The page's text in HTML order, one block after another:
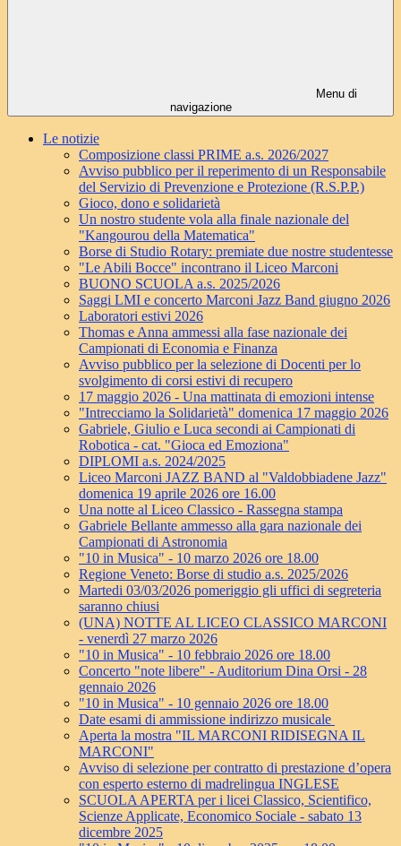
Menu di
navigazione
Le notizie
Composizione classi PRIME a.s. 2026/2027
Avviso pubblico per il reperimento di un Responsabile
del Servizio di Prevenzione e Protezione (R.S.P.P.)
Gioco, dono e solidarietà
Un nostro studente vola alla finale nazionale del
"Kangourou della Matematica"
Borse di Studio Rotary: premiate due nostre studentesse
"Le Abili Bocce" incontrano il Liceo Marconi
BUONO SCUOLA a.s. 2025/2026
Saggi LMI e concerto Marconi Jazz Band giugno 2026
Laboratori estivi 2026
Thomas e Anna ammessi alla fase nazionale dei
Campionati di Economia e Finanza
Avviso pubblico per la selezione di Docenti per lo
svolgimento di corsi estivi di recupero
17 maggio 2026 - Una mattinata di emozioni intense
"Intrecciamo la Solidarietà" domenica 17 maggio 2026
Gabriele, Giulio e Luca secondi ai Campionati di
Robotica - cat. "Gioca ed Emoziona"
DIPLOMI a.s. 2024/2025
Liceo Marconi JAZZ BAND al "Valdobbiadene Jazz"
domenica 19 aprile 2026 ore 16.00
Una notte al Liceo Classico - Rassegna stampa
Gabriele Bellante ammesso alla gara nazionale dei
Campionati di Astronomia
"10 in Musica" - 10 marzo 2026 ore 18.00
Regione Veneto: Borse di studio a.s. 2025/2026
Martedi 03/03/2026 pomeriggio gli uffici di segreteria
saranno chiusi
(UNA) NOTTE AL LICEO CLASSICO MARCONI
- venerdì 27 marzo 2026
"10 in Musica" - 10 febbraio 2026 ore 18.00
Concerto "note libere" - Auditorium Dina Orsi - 28
gennaio 2026
"10 in Musica" - 10 gennaio 2026 ore 18.00
Date esami di ammissione indirizzo musicale
Aperta la mostra "IL MARCONI RIDISEGNA IL
MARCONI"
Avviso di selezione per contratto di prestazione d’opera
con esperto esterno di madrelingua INGLESE
SCUOLA APERTA per i licei Classico, Scientifico,
Scienze Applicate, Economico Sociale - sabato 13
dicembre 2025